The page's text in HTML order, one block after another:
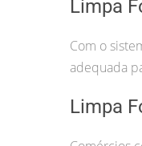
Limpa
Com o
adequada
Limpa